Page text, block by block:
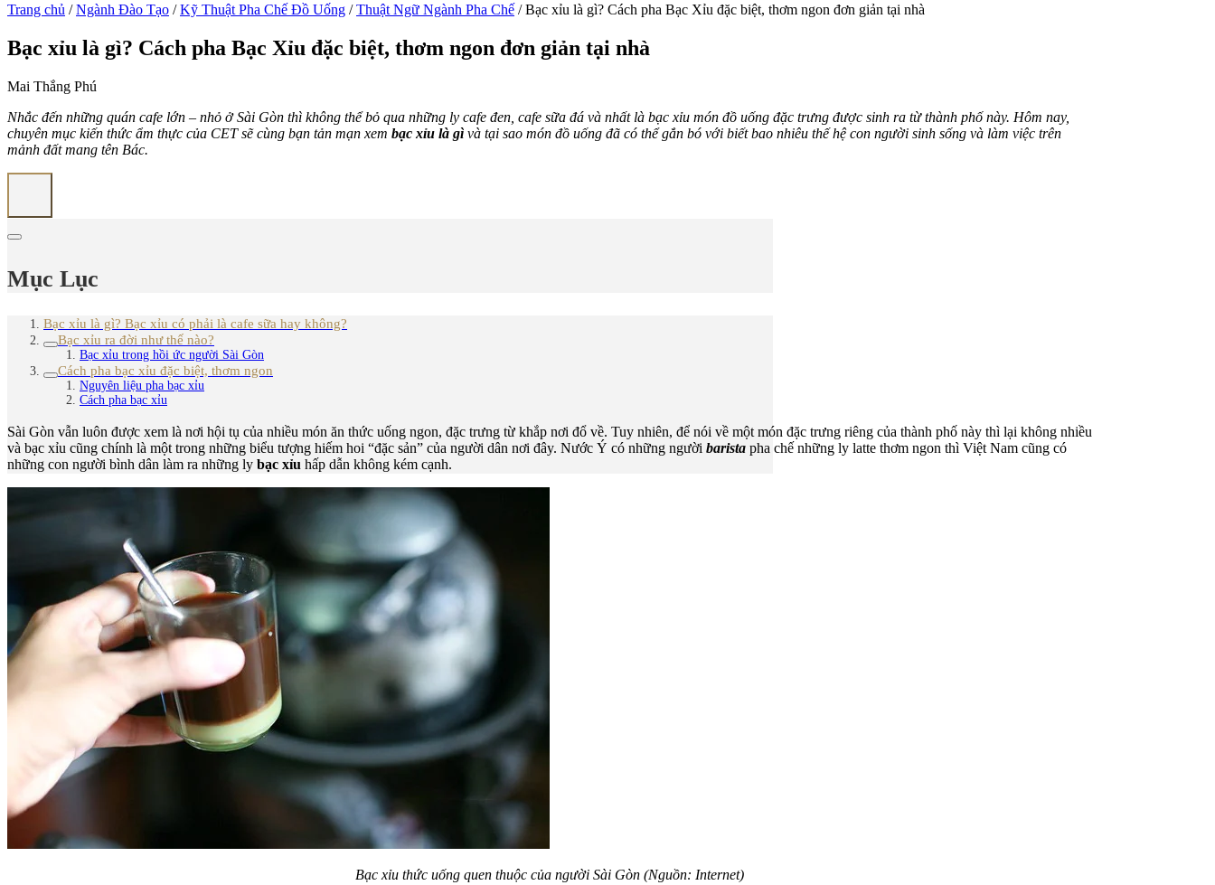
Trang chủ / Ngành Đào Tạo / Kỹ Thuật Pha Chế Đồ Uống / Thuật Ngữ Ngành Pha Chế / Bạc xỉu là gì? Cách pha Bạc Xỉu đặc biệt, thơm ngon đơn giản tại nhà
Bạc xỉu là gì? Cách pha Bạc Xỉu đặc biệt, thơm ngon đơn giản tại nhà
Mai Thắng Phú
Nhắc đến những quán cafe lớn – nhỏ ở Sài Gòn thì không thể bỏ qua những ly cafe đen, cafe sữa đá và nhất là bạc xỉu món đồ uống đặc trưng được sinh ra từ thành phố này. Hôm nay,
chuyên mục kiến thức ẩm thực của CET sẽ cùng bạn tản mạn xem bạc xỉu là gì và tại sao món đồ uống đã có thể gắn bó với biết bao nhiêu thế hệ con người sinh sống và làm việc trên
mảnh đất mang tên Bác.
Mục Lục
Bạc xỉu là gì? Bạc xỉu có phải là cafe sữa hay không?
Bạc xỉu ra đời như thế nào?
Bạc xỉu trong hồi ức người Sài Gòn
Cách pha bạc xỉu đặc biệt, thơm ngon
Nguyên liệu pha bạc xỉu
Cách pha bạc xỉu
Sài Gòn vẫn luôn được xem là nơi hội tụ của nhiều món ăn thức uống ngon, đặc trưng từ khắp nơi đổ về. Tuy nhiên, để nói về một món đặc trưng riêng của thành phố này thì lại không nhiều
và bạc xỉu cũng chính là một trong những biểu tượng hiếm hoi “đặc sản” của người dân nơi đây. Nước Ý có những người barista pha chế những ly latte thơm ngon thì Việt Nam cũng có
những con người bình dân làm ra những ly bạc xỉu hấp dẫn không kém cạnh.
Bạc xỉu thức uống quen thuộc của người Sài Gòn (Nguồn: Internet)